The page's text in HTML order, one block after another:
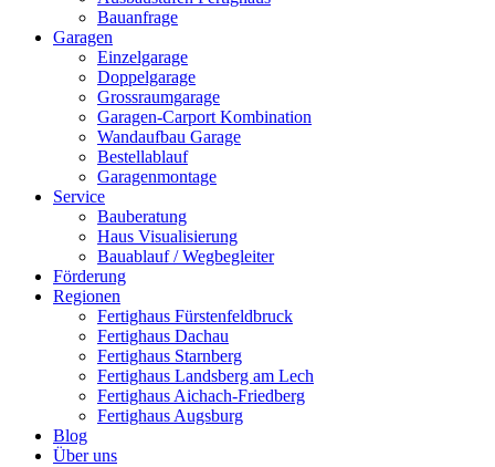
Bauanfrage
Garagen
Einzelgarage
Doppelgarage
Grossraumgarage
Garagen-Carport Kombination
Wandaufbau Garage
Bestellablauf
Garagenmontage
Service
Bauberatung
Haus Visualisierung
Bauablauf / Wegbegleiter
Förderung
Regionen
Fertighaus Fürstenfeldbruck
Fertighaus Dachau
Fertighaus Starnberg
Fertighaus Landsberg am Lech
Fertighaus Aichach-Friedberg
Fertighaus Augsburg
Blog
Über uns